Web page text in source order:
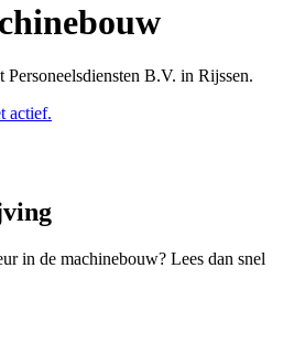
B.V. in Rijssen.
actief.
in de machinebouw? Lees dan snel